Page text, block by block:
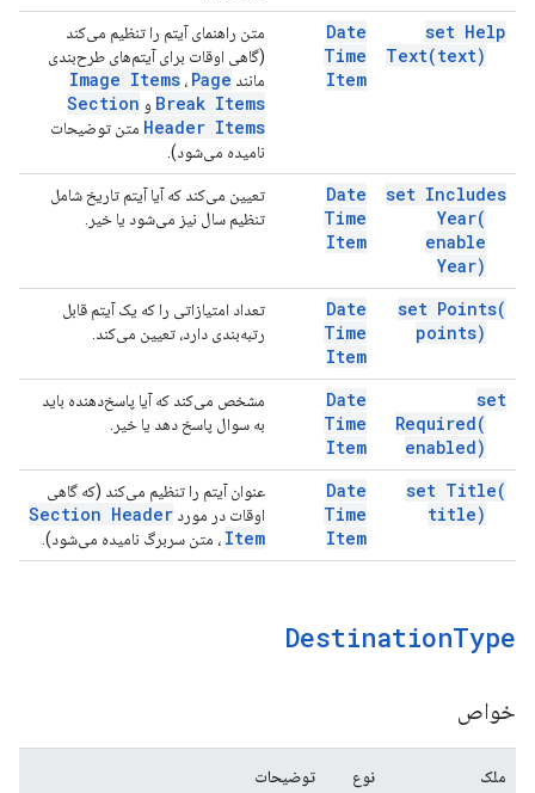
set Help
Text(text)
Date
Time
Item
متن راهنمای آیتم را تنظیم می‌کند
(گاهی اوقات برای آیتم‌های طرح‌بندی
مانند
Image Items ، Page
Break Items و Section
Header Items متن توضیحات
نامیده می‌شود).
set Includes
Year(
enable
Year)
Date
Time
Item
تعیین می‌کند که آیا آیتم تاریخ شامل
تنظیم سال نیز می‌شود یا خیر.
set Points(
points)
Date
Time
Item
تعداد امتیازاتی را که یک آیتم قابل
رتبه‌بندی دارد، تعیین می‌کند.
set
Required(
enabled)
Date
Time
Item
مشخص می‌کند که آیا پاسخ‌دهنده باید
به سوال پاسخ دهد یا خیر.
set Title(
title)
Date
Time
Item
عنوان آیتم را تنظیم می‌کند (که گاهی
اوقات در مورد Section Header
Item ، متن سربرگ نامیده می‌شود).
DestinationType
خواص
ملک نوع توضیحات